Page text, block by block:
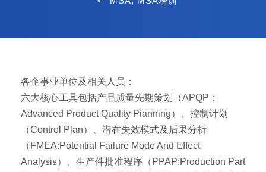
各企事业单位及相关人员：
六大核心工具包括产品质量先期策划（APQP：
Advanced Product Quality Pianning）、控制计划
（Control Plan）、潜在失效模式及后果分析
（FMEA:Potential Failure Mode And Effect
Analysis）、生产件批准程序（PPAP:Production Part